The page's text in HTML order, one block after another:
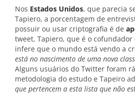
Nos Estados Unidos, que parecia
Tapiero, a porcentagem de
possuir ou usar criptografia é de
tweet, Tapiero, que é o cofundador
infere que o mundo está vendo a
está no nascimento de uma nova
Alguns usuários do Twitter foram
metodologia do estudo e Tapeiro
que pertencem a esta lista que não